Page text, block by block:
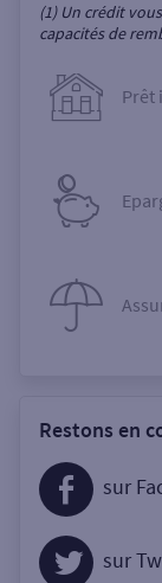
(1) Un crédit
capacités de
Prêt
Restons en
sur
sur